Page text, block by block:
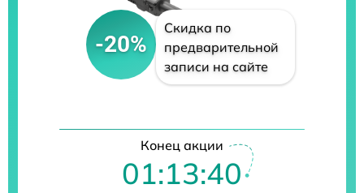
-20%
Скидка по
предварительной
записи на сайте
Конец акции
01:13:39